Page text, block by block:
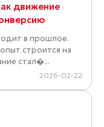
движение
в прошлое.
строится на
стал�...
2026-02-22